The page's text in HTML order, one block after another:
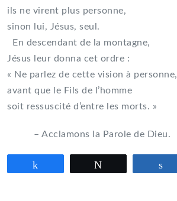
ils ne virent plus personne,
sinon lui, Jésus, seul.
En descendant de la montagne,
Jésus leur donna cet ordre :
« Ne parlez de cette vision à personne,
avant que le Fils de l’homme
soit ressuscité d’entre les morts. »
– Acclamons la Parole de Dieu.